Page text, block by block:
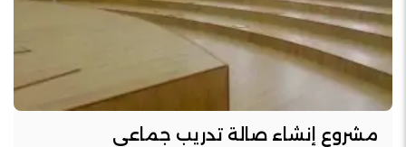
مشروع إنشاء صالة تدريب جماعي